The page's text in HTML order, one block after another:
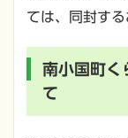
ては、同封する
南小国町く
て